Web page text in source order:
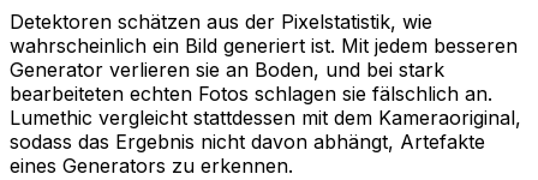
Detektoren schätzen aus der Pixelstatistik, wie
wahrscheinlich ein Bild generiert ist. Mit jedem besseren
Generator verlieren sie an Boden, und bei stark
bearbeiteten echten Fotos schlagen sie fälschlich an.
Lumethic vergleicht stattdessen mit dem Kameraoriginal,
sodass das Ergebnis nicht davon abhängt, Artefakte
eines Generators zu erkennen.